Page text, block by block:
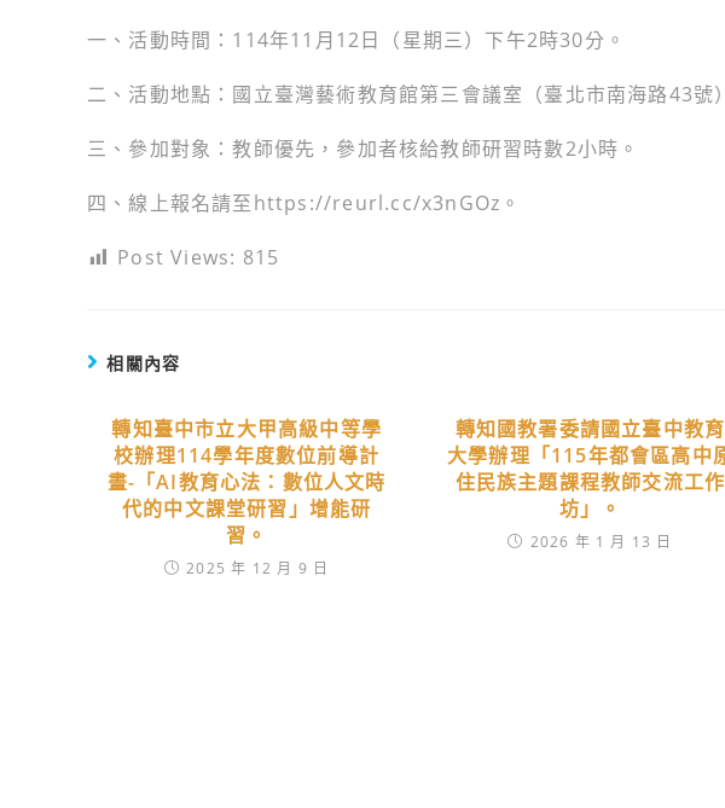
一、活動時間：114年11月12日（星期三）下午2時30分。
二、活動地點：國立臺灣藝術教育館第三會議室（臺北市南海路43號
三、參加對象：教師優先，參加者核給教師研習時數2小時。
四、線上報名請至https://reurl.cc/x3nGOz。
Post Views: 815
相關內容
轉知臺中市立大甲高級中等學
校辦理114學年度數位前導計
畫-「AI教育心法：數位人文時
代的中文課堂研習」增能研
習。
2025 年 12 月 9 日
轉知國教署委請國立臺中教育
大學辦理「115年都會區高中
住民族主題課程教師交流工作
坊」。
2026 年 1 月 13 日